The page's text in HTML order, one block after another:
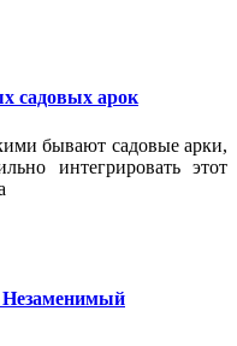
садовых арок
бывают садовые арки,
интегрировать этот